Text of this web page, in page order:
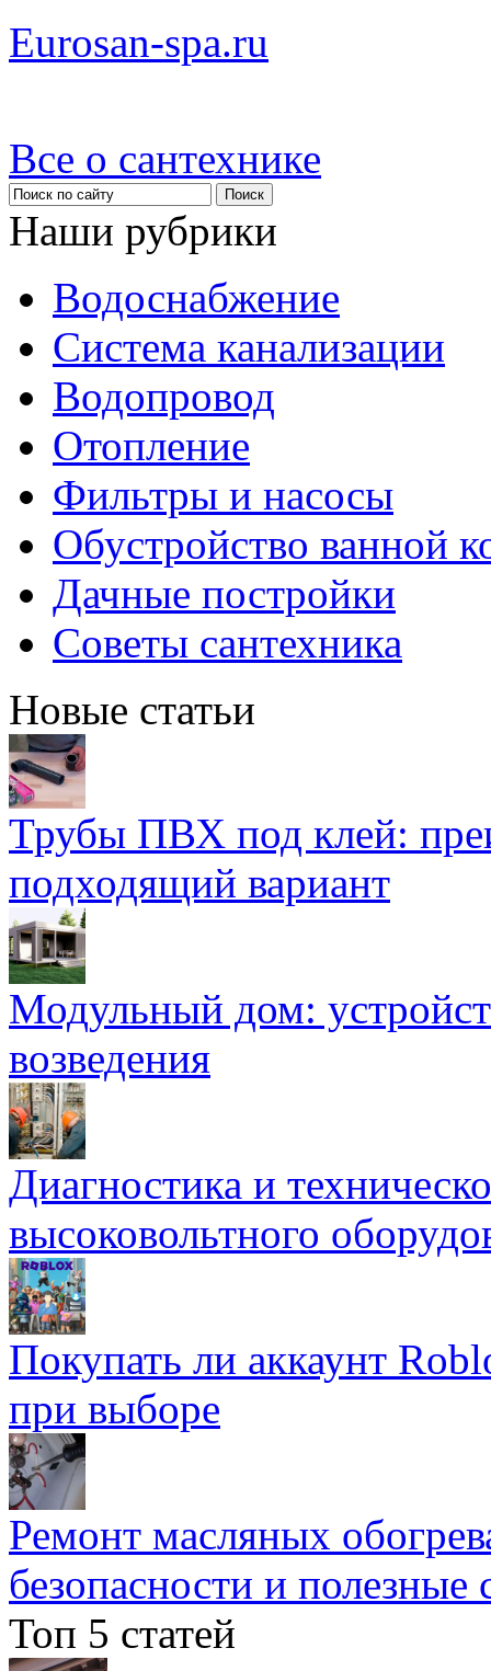
Eurosan-spa.ru
Все о сантехнике
Наши рубрики
Водоснабжение
Система канализации
Водопровод
Отопление
Фильтры и насосы
Обустройство ванной
Дачные постройки
Советы сантехника
Новые статьи
Трубы ПВХ под клей:
подходящий вариант
Модульный дом:
возведения
Диагностика и
высоковольтного
Покупать ли аккаунт
при выборе
Ремонт масляных
безопасности и полезные
Топ 5 статей